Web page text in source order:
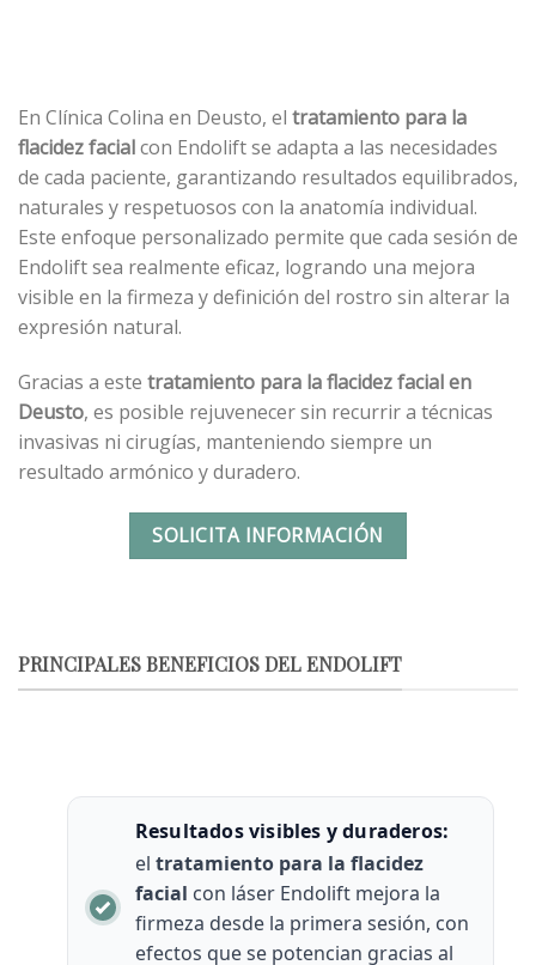
En Clínica Colina en Deusto, el tratamiento para la
flacidez facialcon Endolift se adapta a las necesidades
de cada paciente, garantizando resultados equilibrados,
naturales y respetuosos con la anatomía individual.
Este enfoque personalizado permite que cada sesión de
Endolift sea realmente eficaz, logrando una mejora
visible en la firmeza y definición del rostro sin alterar la
expresión natural.
Gracias a este tratamiento para la flacidez facial en
Deusto, es posible rejuvenecer sin recurrir a técnicas
invasivas ni cirugías, manteniendo siempre un
resultado armónico y duradero.
SOLICITA INFORMACIÓN
PRINCIPALES BENEFICIOS DEL ENDOLIFT
Resultados visibles y duraderos:
el tratamiento para la flacidez
facial con láser Endolift mejora la
firmeza desde la primera sesión, con
efectos que se potencian gracias al